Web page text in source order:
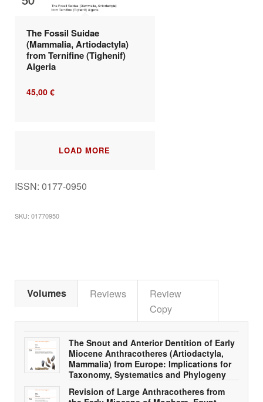
The Fossil Suidae
(Mammalia, Artiodactyla)
from Ternifine (Tighenif)
Algeria
45,00 €
LOAD MORE
ISSN: 0177-0950
SKU: 01770950
Volumes Reviews
Review
Copy
The Snout and Anterior Dentition of Early
Miocene Anthracotheres (Artiodactyla,
Mammalia) from Europe: Implications for
Taxonomy, Systematics and Phylogeny
Revision of Large Anthracotheres from